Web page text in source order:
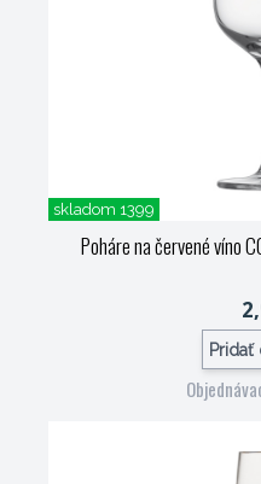
skladom 1399
Poháre na červené víno
Pridať